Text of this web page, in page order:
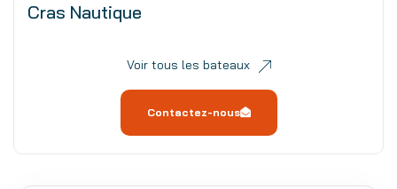
Cras Nautique
Voir tous les bateaux
Contactez-nous